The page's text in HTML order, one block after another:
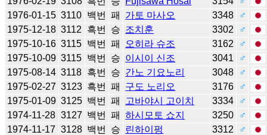
1976-01-15 3110 백번 패 가토 마사오 3348
♂
1975-12-18 3112 흑번 승 조치훈 3302
♂
1975-10-16 3115 백번 패 오히라 슈조 3162
♂
1975-10-09 3115 백번 승 이시이 신조 3041
♂
1975-08-14 3118 흑번 승 간노 기요노리 3048
♂
1975-02-27 3123 흑번 패 구도 노리오 3176
♂
1975-01-09 3125 백번 패 고바야시 고이치 3334
♂
1974-11-28 3127 백번 패 하시모토 쇼지 3250
♂
1974-11-17 3128 백번 승 린하이펑 3312
♂